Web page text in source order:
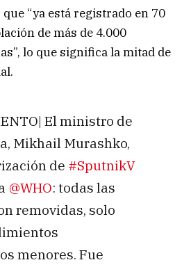
“ya está registrado en 70
de más de 4.000
lo que significa la mitad de
El ministro de
Mikhail Murashko,
de #SputnikV
@WHO: todas las
removidas, solo
menores. Fue